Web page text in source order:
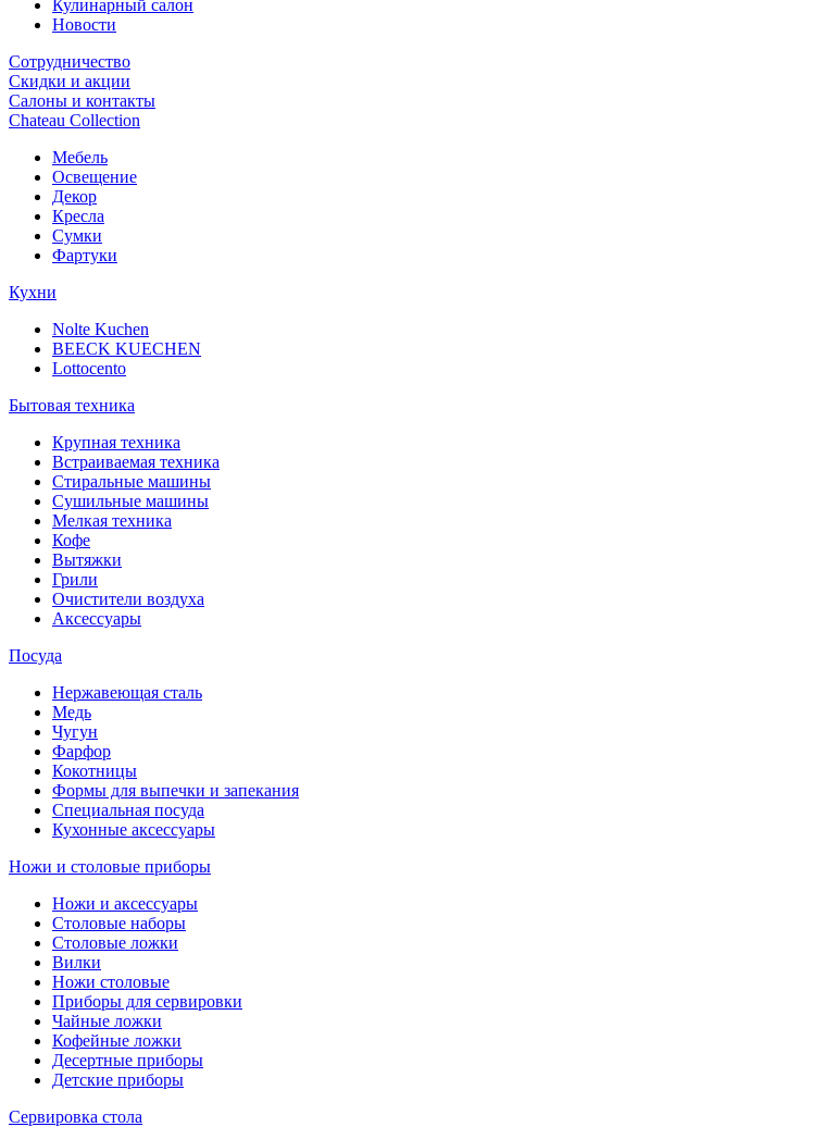
Кулинарный салон
Новости
Сотрудничество
Скидки и акции
Салоны и контакты
Chateau Collection
Мебель
Освещение
Декор
Кресла
Сумки
Фартуки
Кухни
Nolte Kuchen
BEECK KUECHEN
Lottocento
Бытовая техника
Крупная техника
Встраиваемая техника
Стиральные машины
Сушильные машины
Мелкая техника
Кофе
Вытяжки
Грили
Очистители воздуха
Аксессуары
Посуда
Нержавеющая сталь
Медь
Чугун
Фарфор
Кокотницы
Формы для выпечки и запекания
Специальная посуда
Кухонные аксессуары
Ножи и столовые приборы
Ножи и аксессуары
Столовые наборы
Столовые ложки
Вилки
Ножи столовые
Приборы для сервировки
Чайные ложки
Кофейные ложки
Десертные приборы
Детские приборы
Сервировка стола